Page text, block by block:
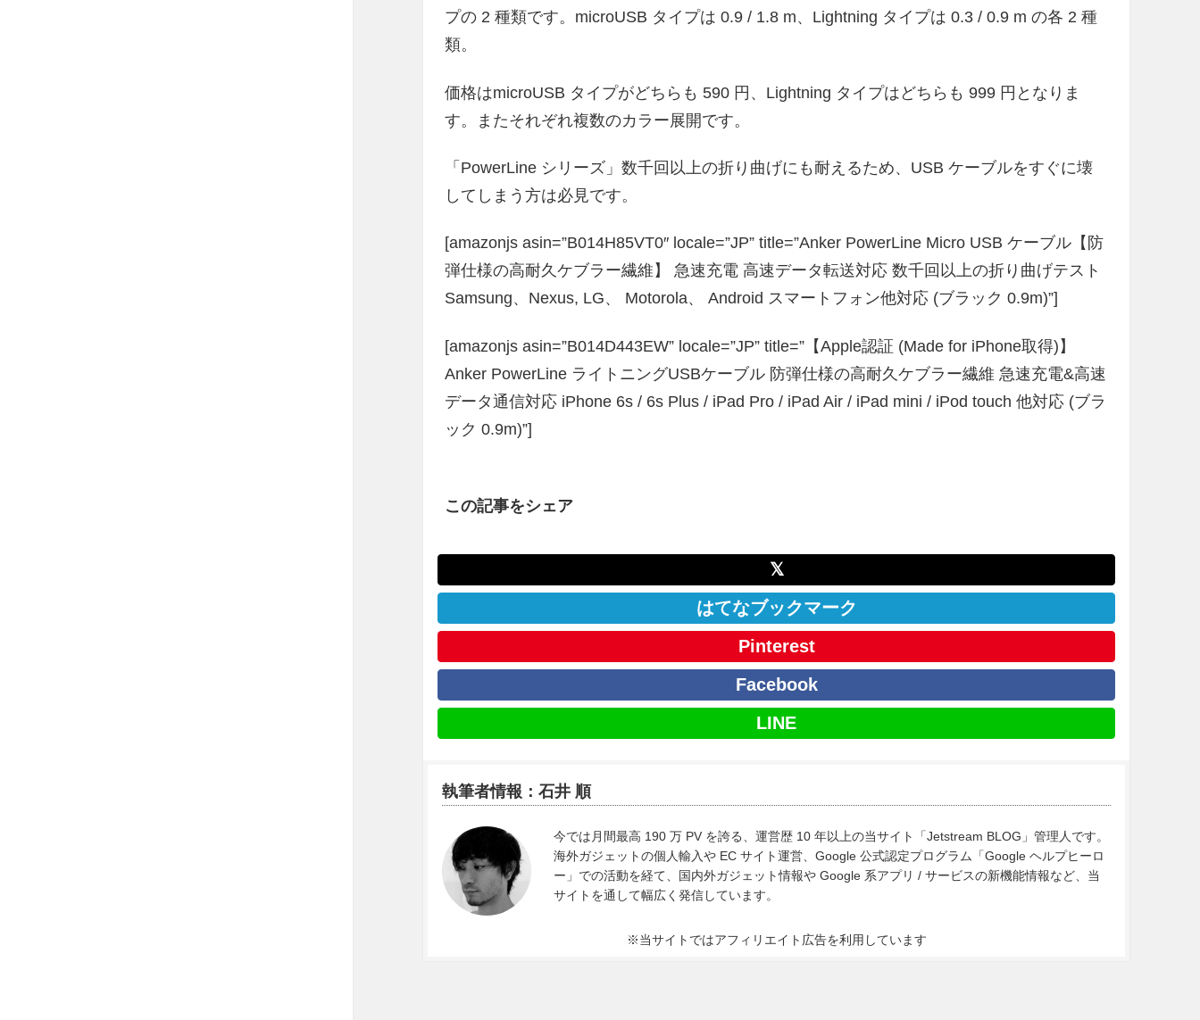
プの 2 種類です。microUSB タイプは 0.9 / 1.8 m、Lightning タイプは 0.3 / 0.9 m の各 2 種
類。
価格はmicroUSB タイプがどちらも 590 円、Lightning タイプはどちらも 999 円となりま
す。またそれぞれ複数のカラー展開です。
「PowerLine シリーズ」数千回以上の折り曲げにも耐えるため、USB ケーブルをすぐに壊
してしまう方は必見です。
[amazonjs asin=”B014H85VT0″ locale=”JP” title=”Anker PowerLine Micro USB ケーブル【防
弾仕様の高耐久ケブラー繊維】 急速充電 高速データ転送対応 数千回以上の折り曲げテスト
Samsung、Nexus, LG、 Motorola、 Android スマートフォン他対応 (ブラック 0.9m)”]
[amazonjs asin=”B014D443EW” locale=”JP” title=”【Apple認証 (Made for iPhone取得)】
Anker PowerLine ライトニングUSBケーブル 防弾仕様の高耐久ケブラー繊維 急速充電&高速
データ通信対応 iPhone 6s / 6s Plus / iPad Pro / iPad Air / iPad mini / iPod touch 他対応 (ブラ
ック 0.9m)”]
この記事をシェア
𝕏
はてなブックマーク
Pinterest
Facebook
LINE
執筆者情報：石井 順
今では月間最高 190 万 PV を誇る、運営歴 10 年以上の当サイト「Jetstream BLOG」管理人です。
海外ガジェットの個人輸入や EC サイト運営、Google 公式認定プログラム「Google ヘルプヒーロ
ー」での活動を経て、国内外ガジェット情報や Google 系アプリ / サービスの新機能情報など、当
サイトを通して幅広く発信しています。
※当サイトではアフィリエイト広告を利用しています